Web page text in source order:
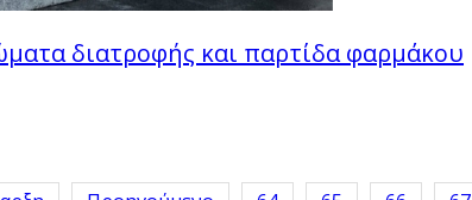
διατροφής και παρτίδα φαρμάκου